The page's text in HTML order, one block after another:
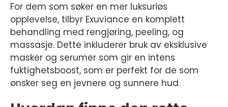
For dem som søker en mer luksuriøs
opplevelse, tilbyr Exuviance en komplett
behandling med rengjøring, peeling, og
massasje. Dette inkluderer bruk av eksklusive
masker og serumer som gir en intens
fuktighetsboost, som er perfekt for de som
ønsker seg en jevnere og sunnere hud.